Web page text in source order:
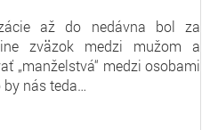
až do nedávna bol za
zväzok medzi mužom a
„manželstvá“ medzi osobami
nás teda…